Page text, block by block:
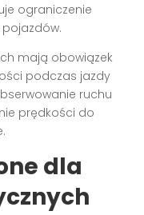
ograniczenie
mają obowiązek
podczas jazdy
ruchu
prędkości do
dla